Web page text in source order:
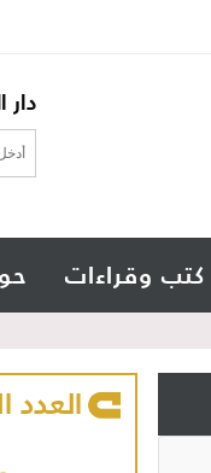
دار
كتب وقراءات
العدد